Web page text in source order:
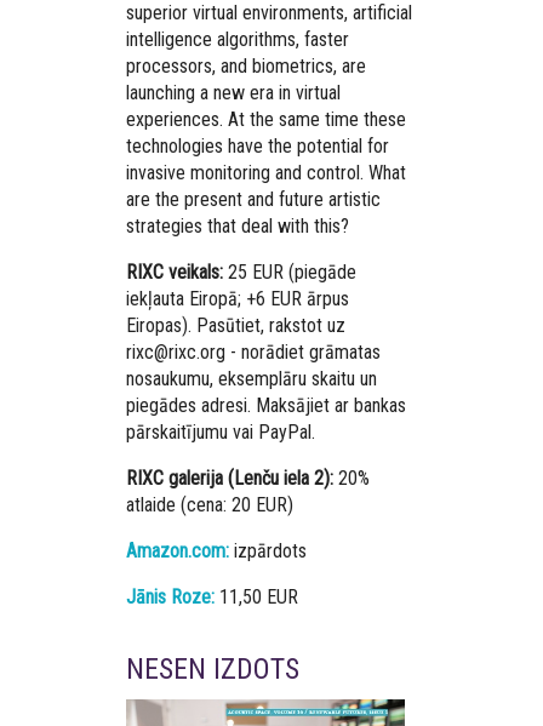
superior virtual environments, artificial
intelligence algorithms, faster
processors, and biometrics, are
launching a new era in virtual
experiences. At the same time these
technologies have the potential for
invasive monitoring and control. What
are the present and future artistic
strategies that deal with this?
RIXC veikals: 25 EUR (piegāde
iekļauta Eiropā; +6 EUR ārpus
Eiropas). Pasūtiet, rakstot uz
rixc@rixc.org - norādiet grāmatas
nosaukumu, eksemplāru skaitu un
piegādes adresi. Maksājiet ar bankas
pārskaitījumu vai PayPal.
RIXC galerija (Lenču iela 2): 20%
atlaide (cena: 20 EUR)
Amazon.com: izpārdots
Jānis Roze: 11,50 EUR
NESEN IZDOTS